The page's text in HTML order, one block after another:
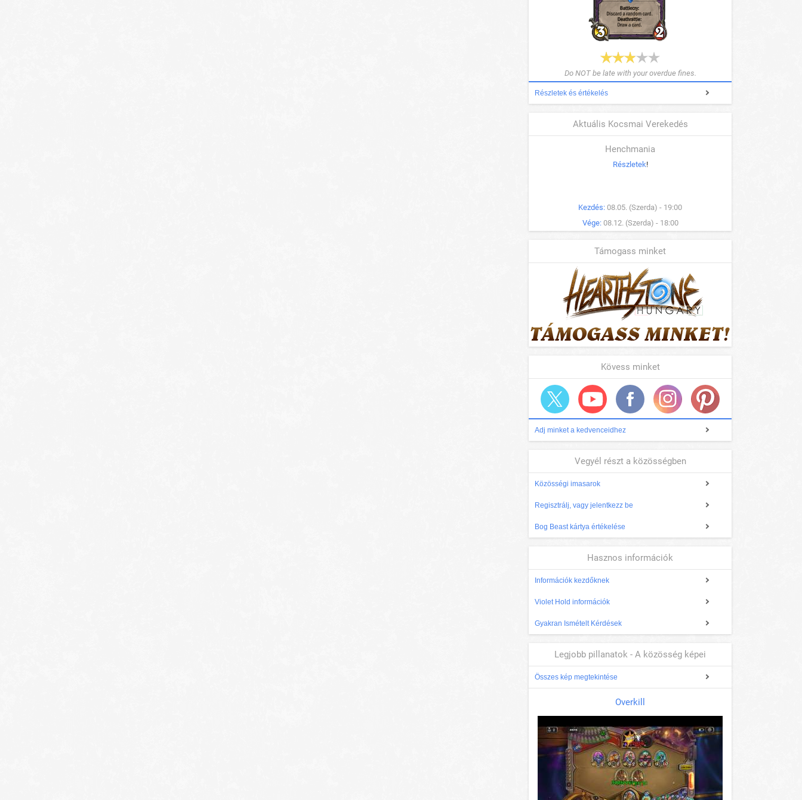
Do NOT be late with your overdue fines.
Részletek és értékelés
Aktuális Kocsmai Verekedés
Henchmania
Részletek!
Kezdés: 08.05. (Szerda) - 19:00
Vége: 08.12. (Szerda) - 18:00
Támogass minket
Kövess minket
Adj minket a kedvenceidhez
Vegyél részt a közösségben
Közösségi imasarok
Regisztrálj, vagy jelentkezz be
Bog Beast kártya értékelése
Hasznos információk
Információk kezdőknek
Violet Hold információk
Gyakran Ismételt Kérdések
Legjobb pillanatok - A közösség képei
Összes kép megtekintése
Overkill